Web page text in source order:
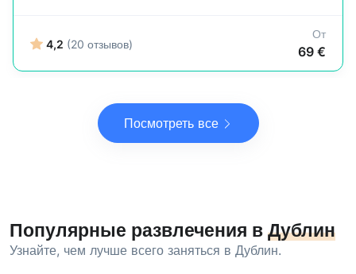
4,2 (20 отзывов)
От
69 €
Посмотреть все
Популярные развлечения в Дублин
Узнайте, чем лучше всего заняться в Дублин.